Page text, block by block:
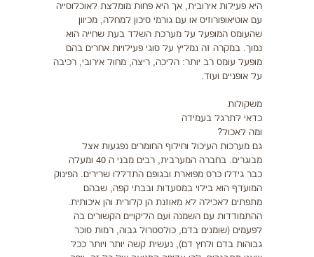
היא פעילות אירובית, אך היא פחות מומלצת לאוכלוסייה
עם אוטיאופורוזיס או עם גורמי סיכון למחלה, מכיוון
שהעומס המופעל על מערכת השלד בעת שחייה הוא
נמוך. במקרה זה נמליץ על סוגי פעילויות אחרים בהם
מופעל עומס רב יותר: הליכה, ריצה, מחול אירובי, רכיבה
על אופניים ועוד.
משקולות
כדאי לתרגל בעמידה
ומה לאכול?
גם מערכות העיכול וחילוף החומרים נפגעות אצל
מבוגרים. בחברה המערבית, רבים מבני ה 40 ומעלה
כבר גידלו כרס מפוארת ובגופם התדללו שרירים. הפינוק
המועדף הוא בילוי במסעדות ובבתי קפה, שבהם
מתפתים לאכילה לא מאוזנת הן קלורית והן איכותית.
ההתמודדות עם השמנה ועם הליקויים הקשורים בה
לפעמים (שומנים בדם, כולסטרול גבוה, רמות סוכר
גבוהות בדם ולחץ דם), נעשית קשה יותר ויותר ככל